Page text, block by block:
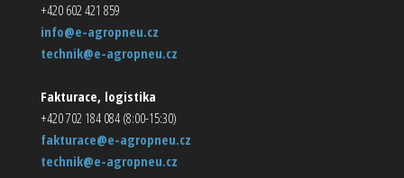
+420 602 421 859
info@e-agropneu.cz
technik@e-agropneu.cz
Fakturace, logistika
+420 702 184 084 (8:00-15:30)
fakturace@e-agropneu.cz
technik@e-agropneu.cz